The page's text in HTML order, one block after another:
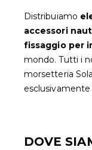
Distribuiamo
accessori
fissaggio per
mondo. Tutti i
morsetteria
esclusivamente
DOVE